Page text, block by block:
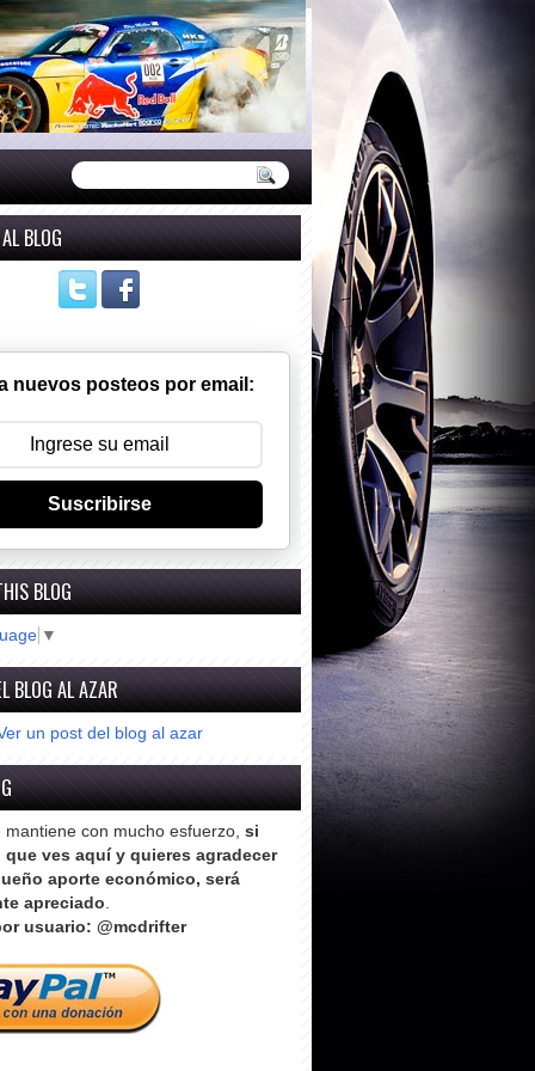
BLOG
nuevos posteos por email:
Suscribirse
BLOG
▼
BLOG AL AZAR
un post del blog al azar
mantiene con mucho esfuerzo, si
ves aquí y quieres agradecer
aporte económico, será
apreciado.
usuario: @mcdrifter